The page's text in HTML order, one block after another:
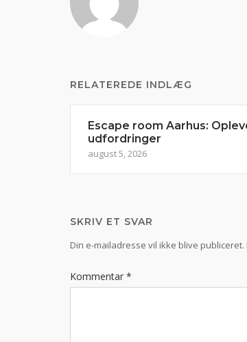
RELATEREDE INDLÆG
Escape room Aarhus:
udfordringer
august 5, 2026
SKRIV ET SVAR
Din e-mailadresse vil ikke blive publiceret.
Kommentar *